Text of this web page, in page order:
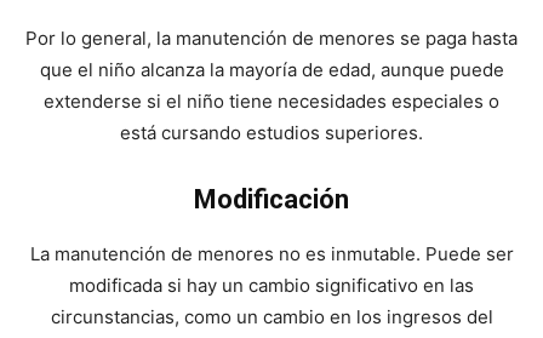
Por lo general, la manutención de menores se paga hasta
que el niño alcanza la mayoría de edad, aunque puede
extenderse si el niño tiene necesidades especiales o
está cursando estudios superiores.
Modificación
La manutención de menores no es inmutable. Puede ser
modificada si hay un cambio significativo en las
circunstancias, como un cambio en los ingresos del